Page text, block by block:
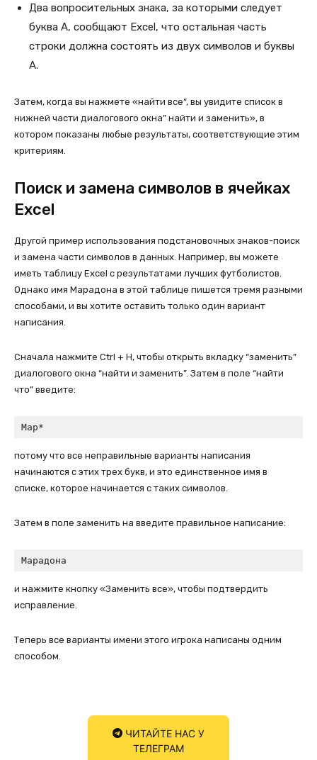
Два вопросительных знака, за которыми следует
буква A, сообщают Excel, что остальная часть
строки должна состоять из двух символов и буквы
A.
Затем, когда вы нажмете «найти все“, вы увидите список в
нижней части диалогового окна” найти и заменить», в
котором показаны любые результаты, соответствующие этим
критериям.
Поиск и замена символов в ячейках
Excel
Другой пример использования подстановочных знаков-поиск
и замена части символов в данных. Например, вы можете
иметь таблицу Excel с результатами лучших футболистов.
Однако имя Марадона в этой таблице пишется тремя разными
способами, и вы хотите оставить только один вариант
написания.
Сначала нажмите Ctrl + H, чтобы открыть вкладку “заменить”
диалогового окна “найти и заменить”. Затем в поле “найти
что” введите:
Мар*
потому что все неправильные варианты написания
начинаются с этих трех букв, и это единственное имя в
списке, которое начинается с таких символов.
Затем в поле заменить на введите правильное написание:
Марадона
и нажмите кнопку «Заменить все», чтобы подтвердить
исправление.
Теперь все варианты имени этого игрока написаны одним
способом.
ЧИТАЙТЕ НАС У
ТЕЛЕГРАМ